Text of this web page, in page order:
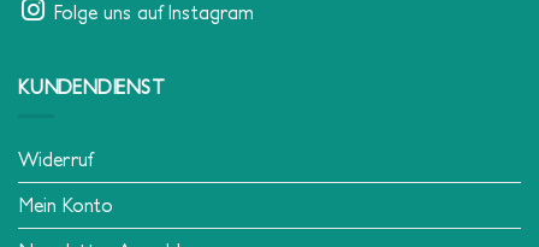
Folge uns auf Instagram
KUNDENDIENST
Widerruf
Mein Konto